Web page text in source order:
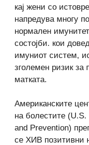
кај жени со
напредува многу
нормален
состојби. кои
имуниот систем,
зголемен ризик за
матката.
Американските
на болестите
and Prevention)
се ХИВ позитивни